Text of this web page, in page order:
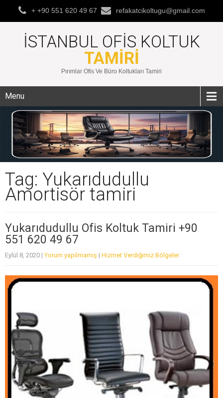
+ +90 551 620 49 67 refakatcikoltugu@gmail.com
İSTANBUL OFIS KOLTUK
TAMIRI
Pırımlar Ofis Ve Büro Koltukları Tamiri
Menu
Tag: Yukarıdudullu
Amortisör tamiri
Yukarıdudullu Ofis Koltuk Tamiri +90
551 620 49 67
Eylül 8, 2020 |Yorum yapılmamış | Hizmet Verdiğimiz Bölgeler